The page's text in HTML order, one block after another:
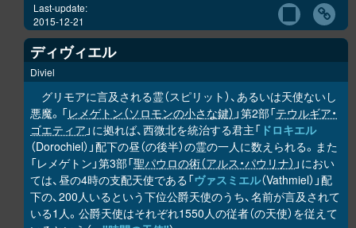
Last-update:
2015-12-21
ディヴィエル
Diviel
グリモアに言及される霊（スピリット）、あるいは天使ないし
悪魔。「レメゲトン（ソロモンの小さな鍵） 」第2部「テウルギア・
ゴエティア 」に拠れば、西微北を統治する君主「 ドロキエル
（Dorochiel）」配下の昼（の後半）の霊の一人に数えられる。また
「レメゲトン」第3部「聖パウロの術（アルス・パウリナ） 」におい
ては、昼の4時の支配天使である「ヴァスミエル（Vathmiel）」配
下の、200人いるという下位公爵天使のうち、名前が言及されて
いる1人。公爵天使はそれぞれ1550人の従者（の天使）を従えて